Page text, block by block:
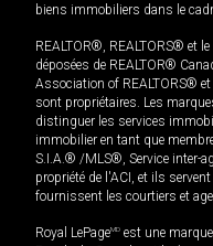
biens immobiliers dans le
REALTOR®, REALTORS® et
déposées de REALTOR®
Association of REALTORS®
sont propriétaires. Les
distinguer les services
immobilier en tant que
S.I.A.® /MLS®, Service inter-
propriété de l'ACI, et ils
fournissent les courtiers et
Royal LePageMD est une